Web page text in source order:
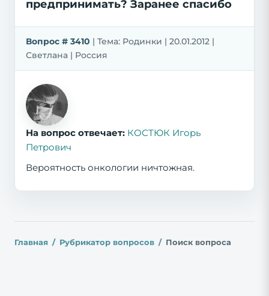
предпринимать? Заранее спасибо
Вопрос # 3410 | Тема: Родинки | 20.01.2012 |
Светлана | Россия
На вопрос отвечает: КОСТЮК Игорь
Петрович
Вероятность онкологии ничтожная.
Главная Рубрикатор вопросов Поиск вопроса